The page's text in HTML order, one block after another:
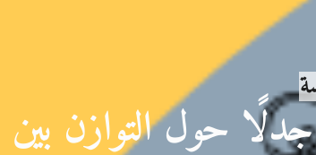
حول التوازن بين